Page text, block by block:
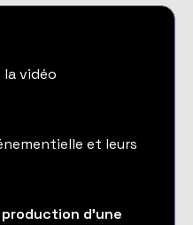
vidéo
et leurs
d'une